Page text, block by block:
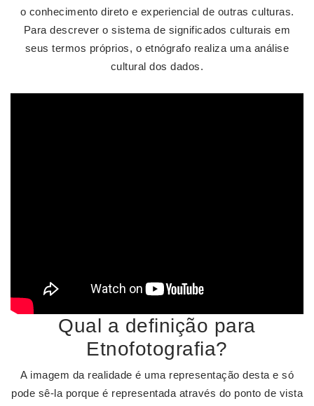
o conhecimento direto e experiencial de outras culturas.
Para descrever o sistema de significados culturais em
seus termos próprios, o etnógrafo realiza uma análise
cultural dos dados.
Qual a definição para
Etnofotografia?
A imagem da realidade é uma representação desta e só
pode sê-la porque é representada através do ponto de vista